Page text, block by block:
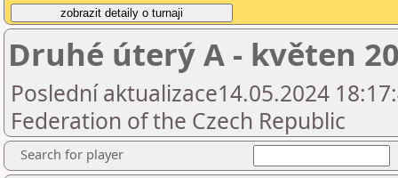
Druhé úterý A - květen
Poslední aktualizace14.05.2024
Federation of the Czech Republic
Search for player